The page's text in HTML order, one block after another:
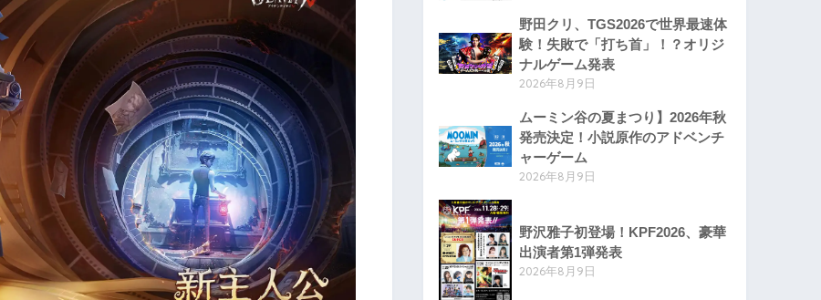
野田クリ、TGS2026で世界最速体
験！失敗で「打ち首」！？オリジ
ナルゲーム発表
2026年8月9日
ムーミン谷の夏まつり】2026年秋
発売決定！小説原作のアドベンチ
ャーゲーム
2026年8月9日
野沢雅子初登場！KPF2026、豪華
出演者第1弾発表
2026年8月9日